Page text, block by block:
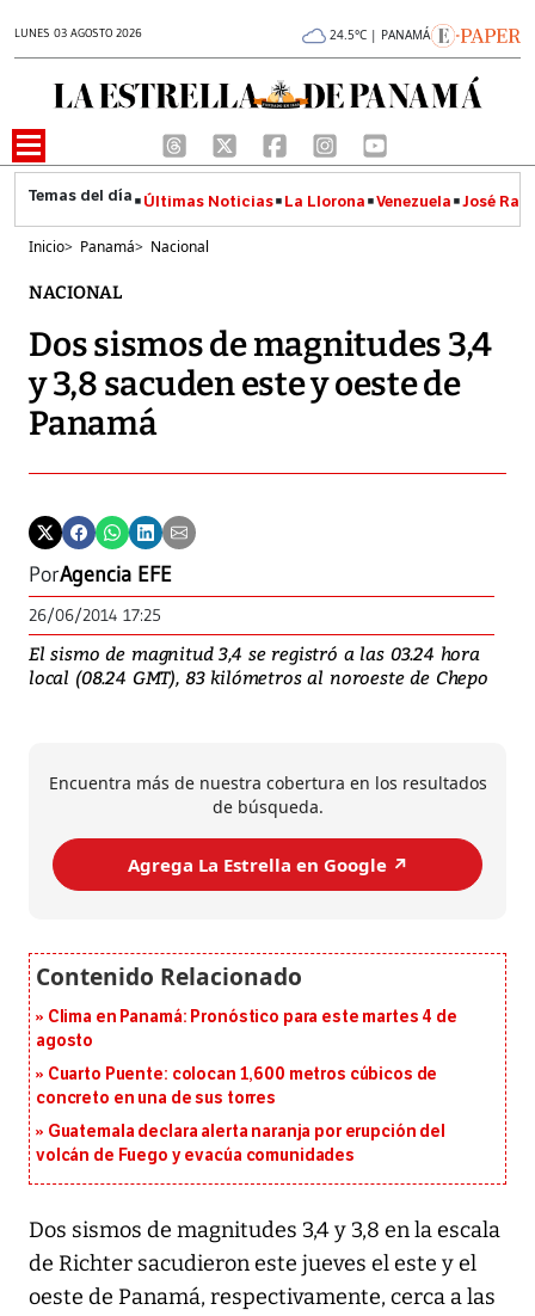
LUNES 03 AGOSTO 2026 24.5°C | PANAMÁ
Últimas Noticias La Llorona Venezuela José
Inicio> Panamá> Nacional
NACIONAL
Dos sismos de magnitudes 3,4
y 3,8 sacuden este y oeste de
Panamá
PorAgencia EFE
26/06/2014 17:25
El sismo de magnitud 3,4 se registró a las 03.24 hora
local (08.24 GMT), 83 kilómetros al noroeste de Chepo
Encuentra más de nuestra cobertura en los resultados
de búsqueda.
Agrega La Estrella en Google ↗️
Clima en Panamá: Pronóstico para este martes 4 de
agosto
Cuarto Puente: colocan 1,600 metros cúbicos de
concreto en una de sus torres
Guatemala declara alerta naranja por erupción del
volcán de Fuego y evacúa comunidades
Dos sismos de magnitudes 3,4 y 3,8 en la escala
de Richter sacudieron este jueves el este y el
oeste de Panamá, respectivamente, cerca a las